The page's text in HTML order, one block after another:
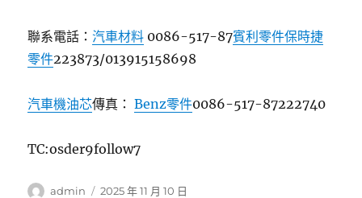
聯系電話：汽車材料 0086-517-87賓利零件保時捷
零件223873/013915158698
汽車機油芯傳真：Benz零件0086-517-87222740
TC:osder9follow7
作
admin
發
2025 年 11 月 10 日